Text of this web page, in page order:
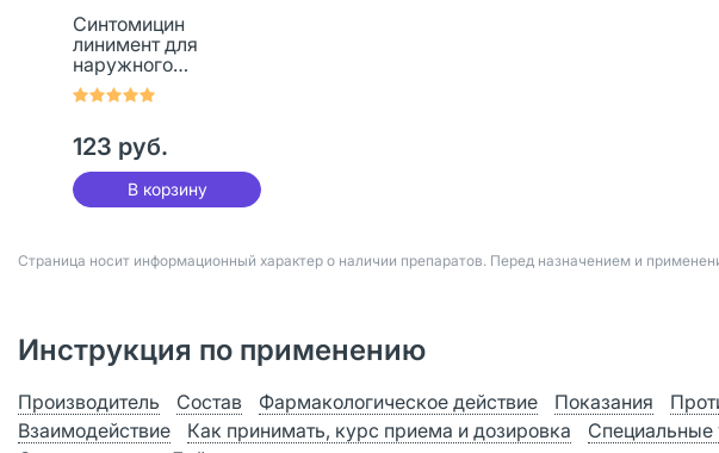
Синтомицин
линимент для
наружного
применения 10 % 25
г 1 шт
123 руб.
В корзину
Страница носит информационный характер о наличии препаратов. Перед назначением и
Инструкция по применению
Производитель Состав Фармакологическое действие Показания
Взаимодействие
Как принимать, курс приема и дозировка Специальные